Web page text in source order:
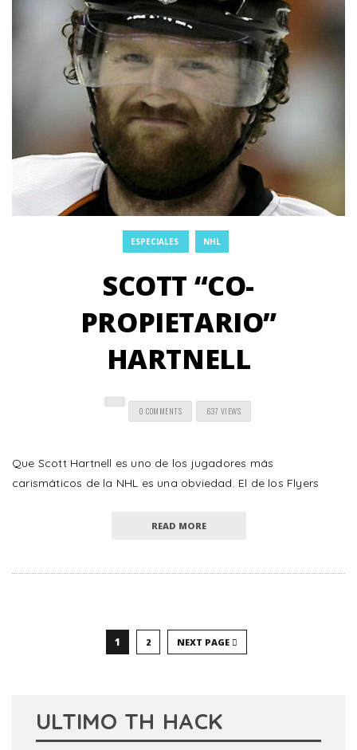
ESPECIALES NHL
SCOTT “CO-
PROPIETARIO”
HARTNELL
0 COMMENTS 637 VIEWS
Que Scott Hartnell es uno de los jugadores más
carismáticos de la NHL es una obviedad. El de los Flyers
READ MORE
1 2 NEXT PAGE
ULTIMO TH HACK